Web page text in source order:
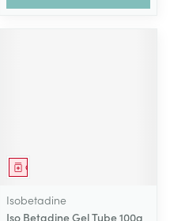
Geneesmiddel
Isobetadine
Iso Betadine Gel Tube 100g